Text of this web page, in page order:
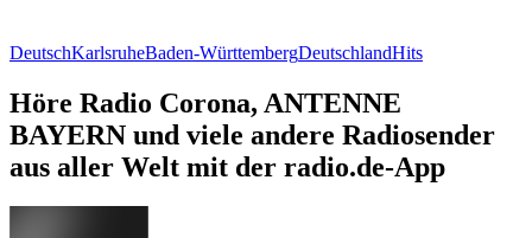
DeutschKarlsruheBaden-WürttembergDeutschlandHits
Höre Radio Corona, ANTENNE
BAYERN und viele andere Radiosender
aus aller Welt mit der radio.de-App